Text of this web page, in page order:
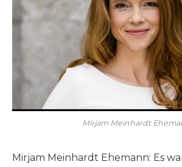
Mirjam Meinhardt
Mirjam Meinhardt Ehemann: Es